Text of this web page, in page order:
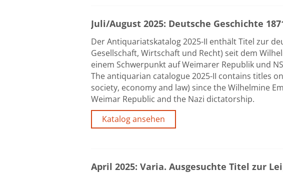
Juli/August 2025: Deutsche Geschichte
Der Antiquariatskatalog 2025-II enthält Titel zur
Gesellschaft, Wirtschaft und Recht) seit dem
einem Schwerpunkt auf Weimarer Republik und
The antiquarian catalogue 2025-II contains titles
society, economy and law) since the Wilhelmine
Weimar Republic and the Nazi dictatorship.
Katalog ansehen
April 2025: Varia. Ausgesuchte Titel zur